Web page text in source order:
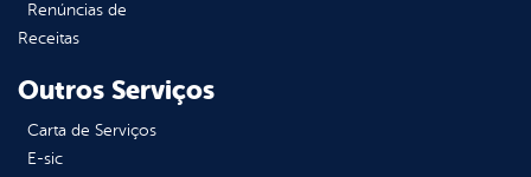
Renúncias de
Receitas
Outros Serviços
Carta de Serviços
E-sic